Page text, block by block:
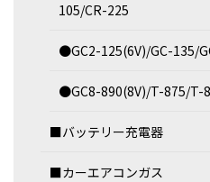
105/CR-225
●GC2-125(6V)/GC-135/
●GC8-890(8V)/T-875/T-
■バッテリー充電器
■カーエアコンガス